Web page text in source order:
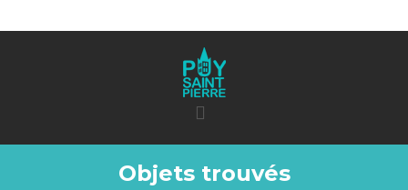
Objets trouvés